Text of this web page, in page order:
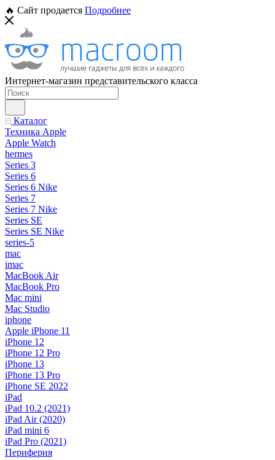
🔥 Сайт продается Подробнее
Интернет-магазин представительского класса
Каталог
Техника Apple
Apple Watch
hermes
Series 3
Series 6
Series 6 Nike
Series 7
Series 7 Nike
Series SE
Series SE Nike
series-5
mac
imac
MacBook Air
MacBook Pro
Mac mini
Mac Studio
iphone
Apple iPhone 11
iPhone 12
iPhone 12 Pro
iPhone 13
iPhone 13 Pro
iPhone SE 2022
iPad
iPad 10.2 (2021)
iPad Air (2020)
iPad mini 6
iPad Pro (2021)
Периферия